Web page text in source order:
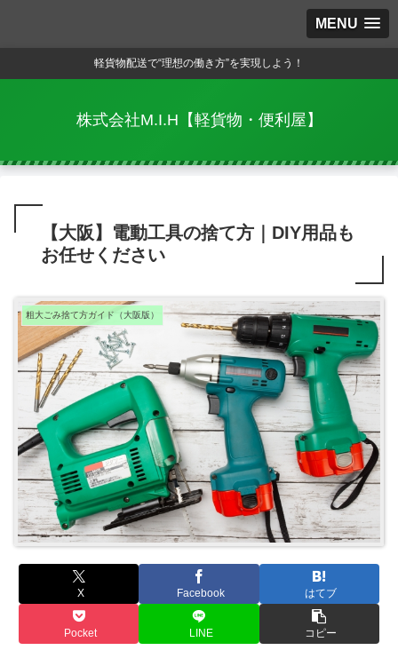
MENU
軽貨物配送で“理想の働き方”を実現しよう！
株式会社M.I.H【軽貨物・便利屋】
【大阪】電動工具の捨て方｜DIY用品も
お任せください
粗大ごみ捨て方ガイド（大阪版）
X Facebook はてブ
Pocket LINE コピー